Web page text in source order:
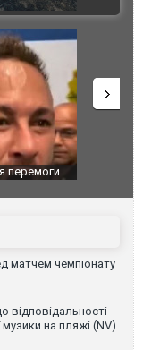
після
під час
Франції
матчем чемпіонату
відповідальності
на пляжі (NV)